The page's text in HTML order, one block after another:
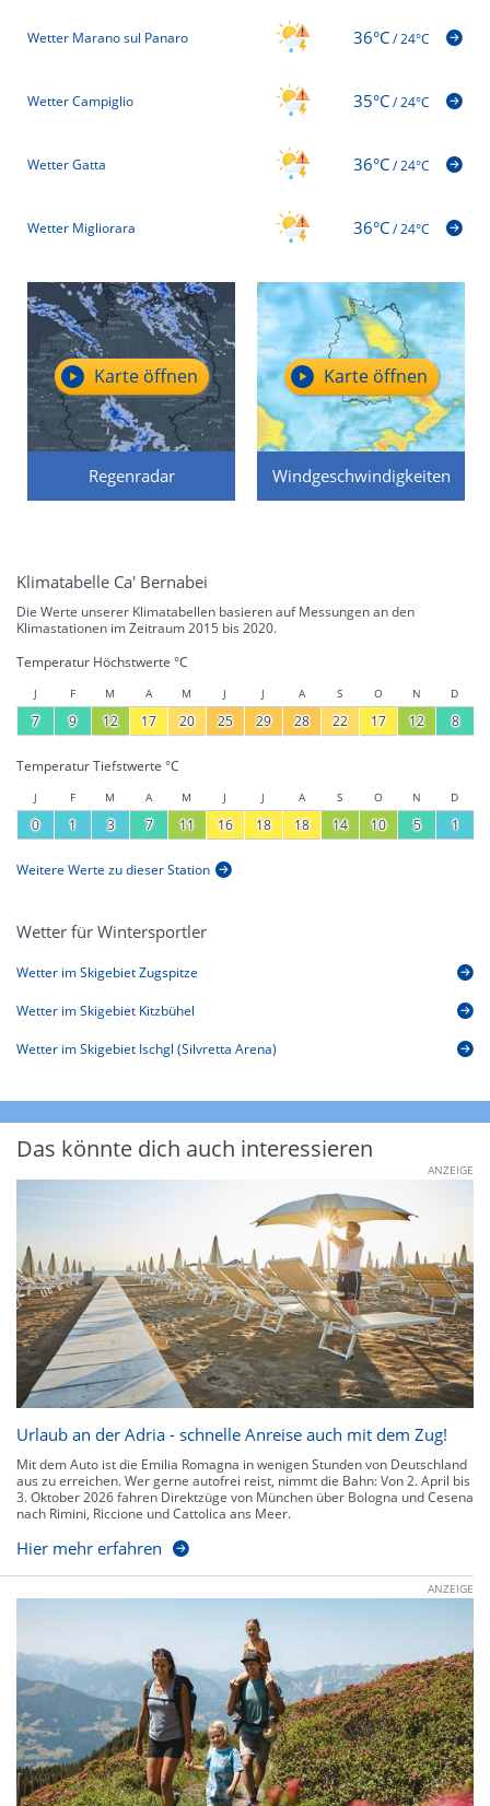
Wetter Marano sul Panaro 36°C/24°C
Wetter Campiglio 35°C/24°C
Wetter Gatta 36°C/24°C
Wetter Migliorara 36°C/24°C
Regenradar
Karte öffnen
Windgeschwindigkeiten
Karte öffnen
Klimatabelle Ca' Bernabei
Die Werte unserer Klimatabellen basieren auf Messungen an den
Klimastationen im Zeitraum 2015 bis 2020.
Temperatur Höchstwerte °C
J F M A M J J A S O N D
7 9 12 17 20 25 29 28 22 17 12 8
Temperatur Tiefstwerte °C
J F M A M J J A S O N D
0 1 3 7 11 16 18 18 14 10 5 1
Weitere Werte zu dieser Station
Wetter für Wintersportler
Wetter im Skigebiet Zugspitze
Wetter im Skigebiet Kitzbühel
Wetter im Skigebiet Ischgl (Silvretta Arena)
Das könnte dich auch interessieren
ANZEIGE
Urlaub an der Adria - schnelle Anreise auch mit dem Zug!
Mit dem Auto ist die Emilia Romagna in wenigen Stunden von Deutschland
aus zu erreichen. Wer gerne autofrei reist, nimmt die Bahn: Von 2. April bis
3. Oktober 2026 fahren Direktzüge von München über Bologna und Cesena
nach Rimini, Riccione und Cattolica ans Meer.
Hier mehr erfahren
ANZEIGE